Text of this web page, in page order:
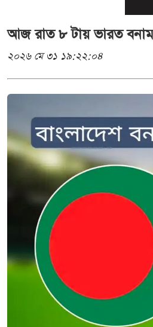
আজ রাত ৮ টায় ভারত বনাম
২০২৬ মে ৩১ ১৯:২২:০৪